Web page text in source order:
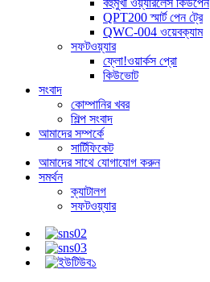
বহুমুখী ওয়্যারলেস কিউপেন
QPT200 স্মার্ট পেন ট্রে
QWC-004 ওয়েবক্যাম
সফটওয়্যার
ফ্লো!ওয়ার্কস প্রো
কিউভোট
সংবাদ
কোম্পানির খবর
শিল্প সংবাদ
আমাদের সম্পর্কে
সার্টিফিকেট
আমাদের সাথে যোগাযোগ করুন
সমর্থন
ক্যাটালগ
সফটওয়্যার